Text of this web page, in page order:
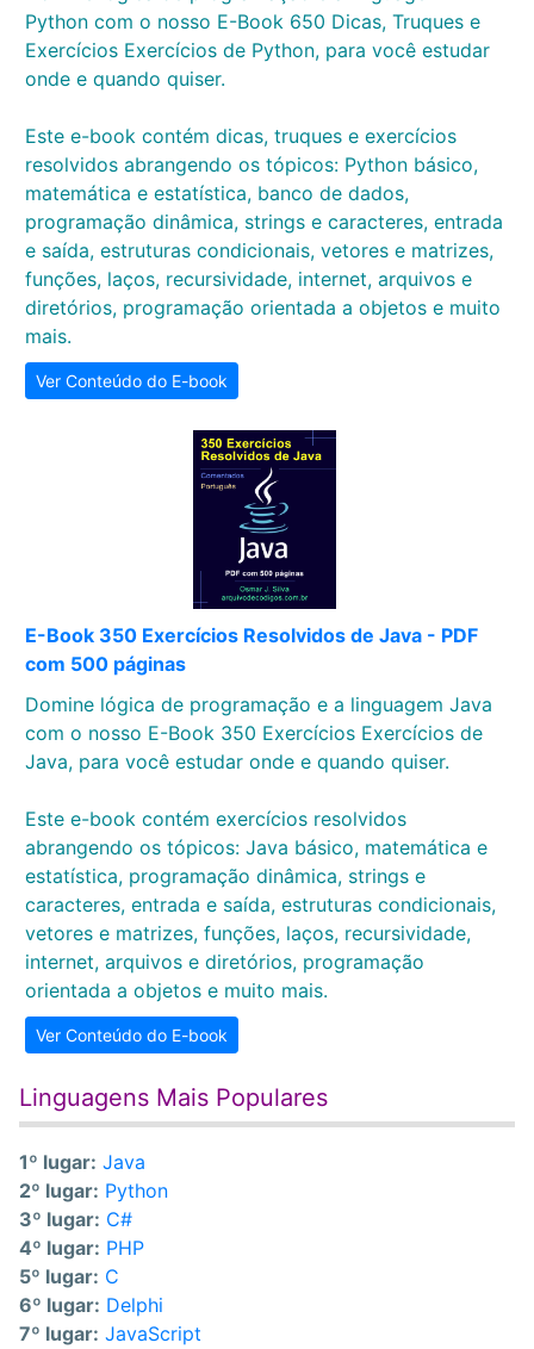
Python com o nosso E-Book 650 Dicas, Truques e
Exercícios Exercícios de Python, para você estudar
onde e quando quiser.
Este e-book contém dicas, truques e exercícios
resolvidos abrangendo os tópicos: Python básico,
matemática e estatística, banco de dados,
programação dinâmica, strings e caracteres, entrada
e saída, estruturas condicionais, vetores e matrizes,
funções, laços, recursividade, internet, arquivos e
diretórios, programação orientada a objetos e muito
mais.
Ver Conteúdo do E-book
E-Book 350 Exercícios Resolvidos de Java - PDF
com 500 páginas
Domine lógica de programação e a linguagem Java
com o nosso E-Book 350 Exercícios Exercícios de
Java, para você estudar onde e quando quiser.
Este e-book contém exercícios resolvidos
abrangendo os tópicos: Java básico, matemática e
estatística, programação dinâmica, strings e
caracteres, entrada e saída, estruturas condicionais,
vetores e matrizes, funções, laços, recursividade,
internet, arquivos e diretórios, programação
orientada a objetos e muito mais.
Ver Conteúdo do E-book
Linguagens Mais Populares
1º lugar: Java
2º lugar: Python
3º lugar: C#
4º lugar: PHP
5º lugar: C
6º lugar: Delphi
7º lugar: JavaScript